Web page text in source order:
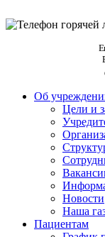
Об
Цели и
Новости
​​Наша
Пациентам